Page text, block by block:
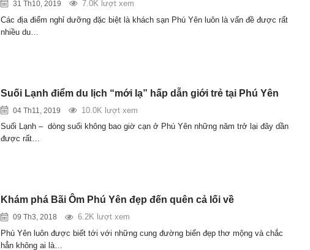
31 Th10, 2019
7.0K lượt xem
Các địa điểm nghỉ dưỡng đặc biệt là khách sạn Phú Yên luôn là vấn đề được rất
nhiều du…
Suối Lạnh điểm du lịch “mới lạ” hấp dẫn giới trẻ tại Phú Yên
04 Th11, 2019
10.0K lượt xem
Suối Lạnh – dòng suối không bao giờ cạn ở Phú Yên những năm trở lại đây dần
được rất…
Khám phá Bãi Ôm Phú Yên đẹp đến quên cả lối về
09 Th3, 2018
6.2K lượt xem
Phú Yên luôn được biết tới với những cung đường biển đẹp thơ mộng và chắc
hẳn không ai là…